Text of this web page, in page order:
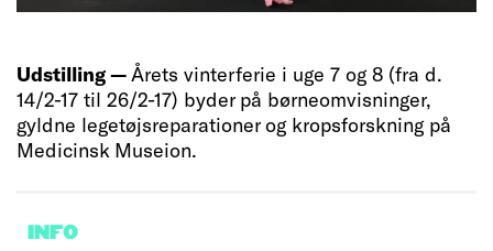
Udstilling —Årets vinterferie i uge 7 og 8 (fra d.
14/2-17 til 26/2-17) byder på børneomvisninger,
gyldne legetøjsreparationer og kropsforskning på
Medicinsk Museion.
INFO